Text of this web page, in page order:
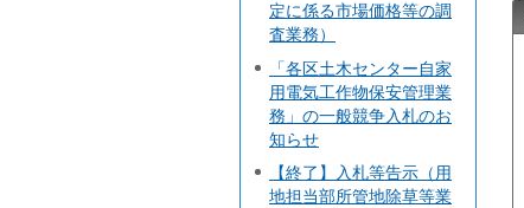
定に係る市場価格等の調
査業務）
「各区土木センター自家
用電気工作物保安管理業
務」の一般競争入札のお
知らせ
【終了】入札等告示（用
地担当部所管地除草等業